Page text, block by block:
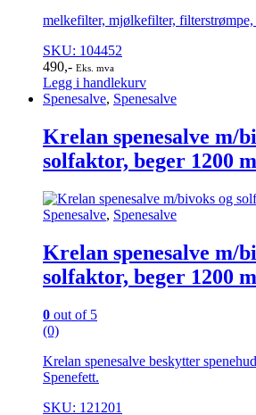
melkefilter, mjølkefilter, filterstrømpe,
SKU: 104452
490,- Eks. mva
Legg i handlekurv
Spenesalve, Spenesalve
Krelan spenesalve m/
solfaktor, beger 1200
Spenesalve, Spenesalve
Krelan spenesalve m/
solfaktor, beger 1200
0 out of 5
(0)
Krelan spenesalve beskytter
Spenefett.
SKU: 121201